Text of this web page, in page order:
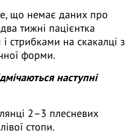
що немає даних про
тижні пацієнтка
стрибками на скакалці з
форми.
наступні
2–3 плесневих
стопи.